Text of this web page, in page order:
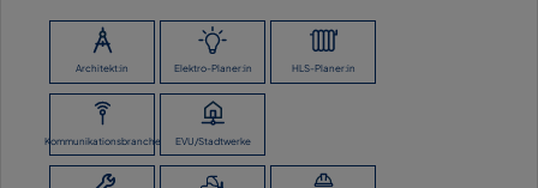
Architekt:in Elektro-Planer:in HLS-Planer:in
Kommunikationsbranche EVU/Stadtwerke
ZURÜCK ZUR ÜBERSICHT